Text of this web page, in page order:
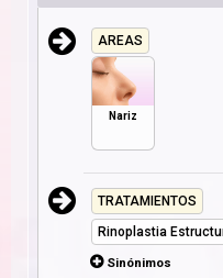
AREAS
Nariz
TRATAMIENTOS
Rinoplastia
Sinónimos